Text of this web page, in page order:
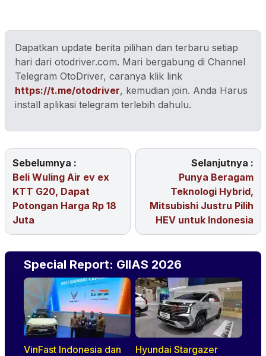
Dapatkan update berita pilihan dan terbaru setiap
hari dari otodriver.com. Mari bergabung di Channel
Telegram OtoDriver, caranya klik link
https://t.me/otodriver, kemudian join. Anda Harus
install aplikasi telegram terlebih dahulu.
Sebelumnya :
Beli Wuling Air ev ex
KTT G20, Dapat
Potongan Harga Rp 18
Juta
Selanjutnya :
Punya Beragam
Teknologi Hybrid,
Mitsubishi Justru Pilih
HEV untuk Indonesia
Special Report: GIIAS 2026
VinFast Indonesia dan
Hyundai Stargazer